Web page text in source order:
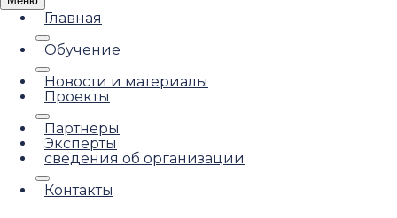
Главная
Обучение
Новости и материалы
Проекты
Партнеры
Эксперты
сведения об организации
Контакты